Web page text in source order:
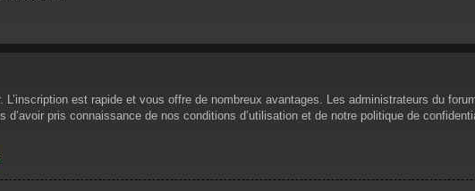
est rapide et vous offre de nombreux avantages. Les administrateurs du
pris connaissance de nos conditions d’utilisation et de notre politique de